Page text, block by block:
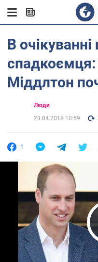
В
спадкоємця:
Міддлтон
Люди
23.04.2018 10:59
1